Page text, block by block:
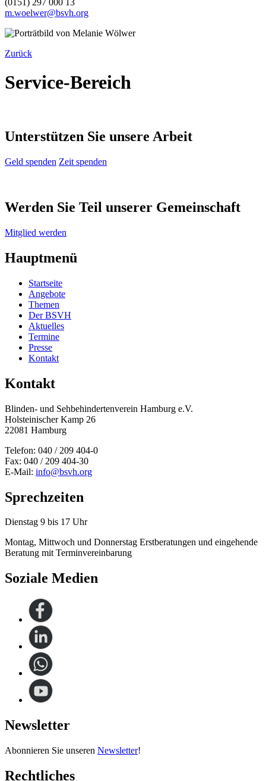
m.woelwer@bsvh.org
Zurück
Service-Bereich
Unterstützen Sie unsere Arbeit
Geld spenden Zeit spenden
Werden Sie Teil unserer Gemeinschaft
Mitglied werden
Hauptmenü
Startseite
Angebote
Themen
Der BSVH
Aktuelles
Termine
Presse
Kontakt
Kontakt
Blinden- und Sehbehinderten­verein Hamburg e.V.
Holsteinischer Kamp 26
22081 Hamburg
Telefon: 040 / 209 404-0
Fax: 040 / 209 404-30
E-Mail: info@bsvh.org
Sprechzeiten
Dienstag 9 bis 17 Uhr
Montag, Mittwoch und Donnerstag Erstberatungen und eingehende
Beratung mit Terminvereinbarung
Soziale Medien
Newsletter
Abonnieren Sie unseren Newsletter!
Rechtliches